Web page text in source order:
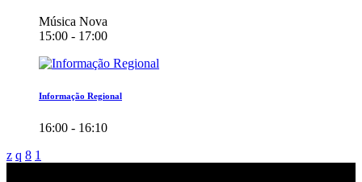
Música Nova
15:00 - 17:00
Informação Regional
16:00 - 16:10